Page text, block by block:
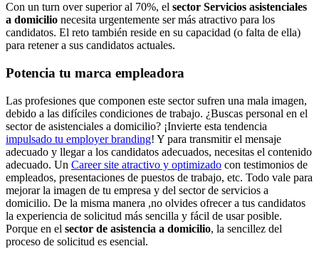
Con un turn over superior al 70%, el sector Servicios asistenciales
a domicilio necesita urgentemente ser más atractivo para los
candidatos. El reto también reside en su capacidad (o falta de ella)
para retener a sus candidatos actuales.
Potencia tu marca empleadora
Las profesiones que componen este sector sufren una mala imagen,
debido a las difíciles condiciones de trabajo. ¿Buscas personal en el
sector de asistenciales a domicilio? ¡Invierte esta tendencia
impulsado tu employer branding! Y para transmitir el mensaje
adecuado y llegar a los candidatos adecuados, necesitas el contenido
adecuado. Un Career site atractivo y optimizado con testimonios de
empleados, presentaciones de puestos de trabajo, etc. Todo vale para
mejorar la imagen de tu empresa y del sector de servicios a
domicilio. De la misma manera ,no olvides ofrecer a tus candidatos
la experiencia de solicitud más sencilla y fácil de usar posible.
Porque en el sector de asistencia a domicilio, la sencillez del
proceso de solicitud es esencial.